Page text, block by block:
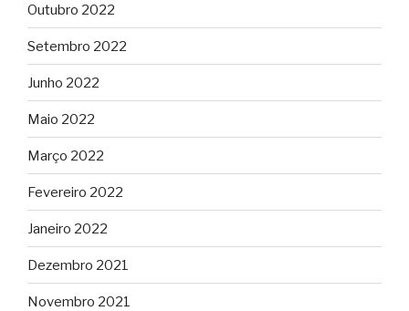
Outubro 2022
Setembro 2022
Junho 2022
Maio 2022
Março 2022
Fevereiro 2022
Janeiro 2022
Dezembro 2021
Novembro 2021